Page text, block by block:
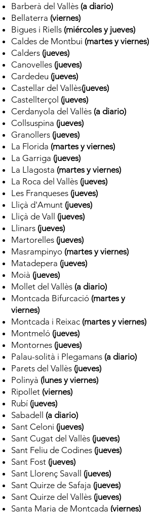
Barberà del Vallès (a diario)
Bellaterra (viernes)
Bigues i Riells (miércoles y jueves)
Caldes de Montbui (martes y viernes)
Calders (jueves)
Canovelles (jueves)
Cardedeu (jueves)
Castellar del Vallès(jueves)
Castellterçol (jueves)
Cerdanyola del Vallès (a diario)
Collsuspina (jueves)
Granollers (jueves)
La Florida (martes y viernes)
La Garriga (jueves)
La Llagosta (martes y viernes)
La Roca del Vallès (jueves)
Les Franqueses (jueves)
Lliçà d'Amunt (jueves)
Lliçà de Vall (jueves)
Llinars (jueves)
Martorelles (jueves)
Masrampinyo (martes y viernes)
Matadepera (jueves)
Moià (jueves)
Mollet del Vallès (a diario)
Montcada Bifurcació (martes y
viernes)
Montcada i Reixac (martes y viernes)
Montmeló (jueves)
Montornes (jueves)
Palau-solità i Plegamans (a diario)
Parets del Vallès (jueves)
Polinyà (lunes y viernes)
Ripollet (viernes)
Rubí (jueves)
Sabadell (a diario)
Sant Celoni (jueves)
Sant Cugat del Vallès (jueves)
Sant Feliu de Codines (jueves)
Sant Fost (jueves)
Sant Llorenç Savall (jueves)
Sant Quirze de Safaja (jueves)
Sant Quirze del Vallès (jueves)
Santa Maria de Montcada (viernes)